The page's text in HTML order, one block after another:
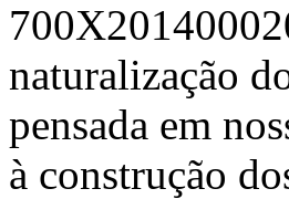
naturalização
pensada em
à construção